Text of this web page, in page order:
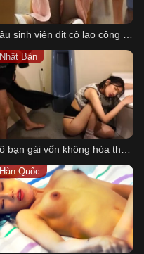
Cậu sinh viên địt cô lao công chung cư xinh đẹp
Nhật Bản
Hàn Quốc